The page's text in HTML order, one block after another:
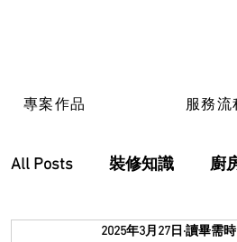
專案作品 服務流
All Posts 裝修知識 廚
2025年3月27日 讀畢需